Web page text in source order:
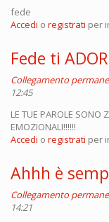
fede
Accedi o registrati per
Fede ti
Collegamento
12:45
LE TUE PAROLE SONO
EMOZIONALI!!!!!!
Accedi o registrati per
Ahhh è
Collegamento
14:21